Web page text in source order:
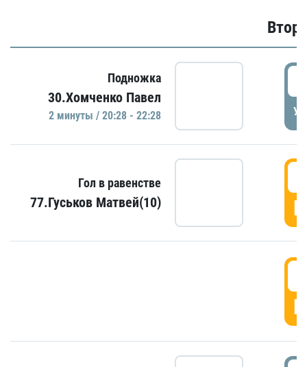
Подножка
30.Хомченко Павел
2 минуты / 20:28 - 22:28
Гол в равенстве
77.Гуськов Матвей(10)